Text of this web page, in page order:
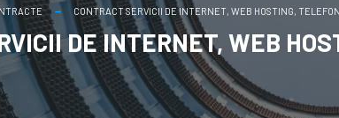
CONTRACT SERVICII DE INTERNET, WEB HOSTING,
DE INTERNET, WEB